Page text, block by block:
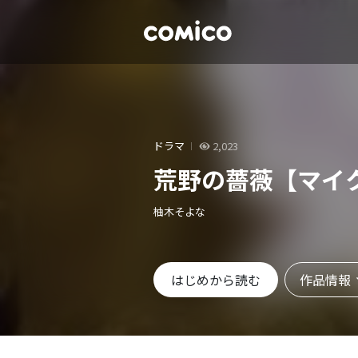
ドラマ 2,023
荒野の薔薇【マイ
柚木そよな
はじめから読む 作品情報